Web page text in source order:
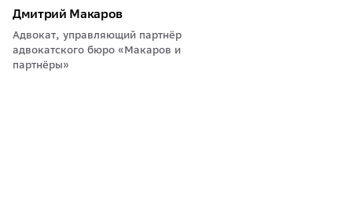
Дмитрий Макаров
Адвокат, управляющий партнёр
адвокатского бюро «Макаров и
партнёры»